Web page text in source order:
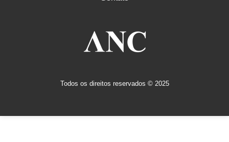
Todos os direitos reservados © 2025